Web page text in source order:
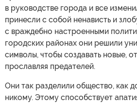
в руководстве города и все
принесли с собой ненависть и
с враждебно настроенными
городских районах они решили
символы, чтобы создавать новые,
прославляя предателей.
Они так разделили общество, как
никому. Этому способствует